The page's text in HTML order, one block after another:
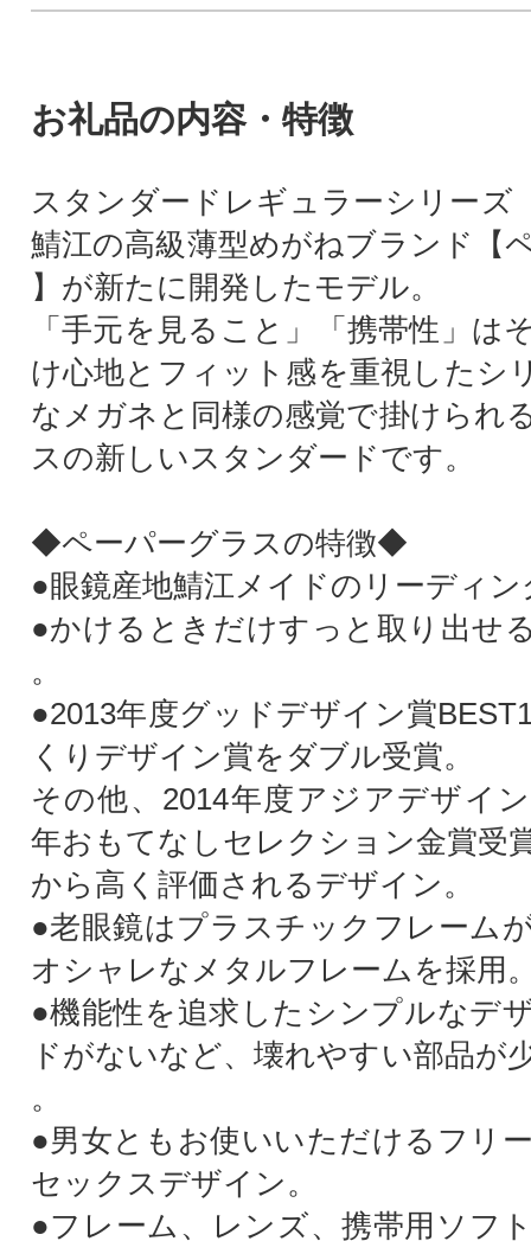
お礼品の内容・特徴
スタンダードレギュラーシリーズ
鯖江の高級薄型めがねブランド【
】が新たに開発したモデル。
「手元を見ること」「携帯性」は
け心地とフィット感を重視したシ
なメガネと同様の感覚で掛けられ
スの新しいスタンダードです。
◆ペーパーグラスの特徴◆
●眼鏡産地鯖江メイドのリーディ
●かけるときだけすっと取り出せ
。
●2013年度グッドデザイン賞
くりデザイン賞をダブル受賞。
その他、2014年度アジアデザイ
年おもてなしセレクション金賞受
から高く評価されるデザイン。
●老眼鏡はプラスチックフレーム
オシャレなメタルフレームを採用
●機能性を追求したシンプルなデ
ドがないなど、壊れやすい部品が
。
●男女ともお使いいただけるフリ
セックスデザイン。
●フレーム、レンズ、携帯用ソフ